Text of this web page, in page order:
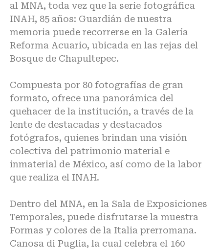
al MNA, toda vez que la serie fotográfica
INAH, 85 años: Guardián de nuestra
memoria puede recorrerse en la Galería
Reforma Acuario, ubicada en las rejas del
Bosque de Chapultepec.
Compuesta por 80 fotografías de gran
formato, ofrece una panorámica del
quehacer de la institución, a través de la
lente de destacadas y destacados
fotógrafos, quienes brindan una visión
colectiva del patrimonio material e
inmaterial de México, así como de la labor
que realiza el INAH.
Dentro del MNA, en la Sala de Exposiciones
Temporales, puede disfrutarse la muestra
Formas y colores de la Italia prerromana.
Canosa di Puglia, la cual celebra el 160